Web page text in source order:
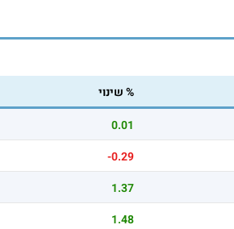
% שינוי
0.01
-0.29
1.37
1.48